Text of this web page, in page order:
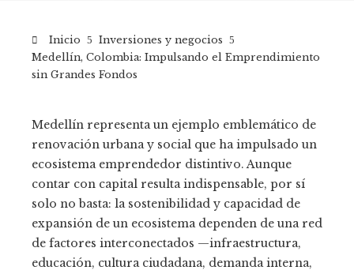
Inicio
Inversiones y negocios
Medellín, Colombia: Impulsando el Emprendimiento
sin Grandes Fondos
Medellín representa un ejemplo emblemático de
renovación urbana y social que ha impulsado un
ecosistema emprendedor distintivo. Aunque
contar con capital resulta indispensable, por sí
solo no basta: la sostenibilidad y capacidad de
expansión de un ecosistema dependen de una red
de factores interconectados —infraestructura,
educación, cultura ciudadana, demanda interna,